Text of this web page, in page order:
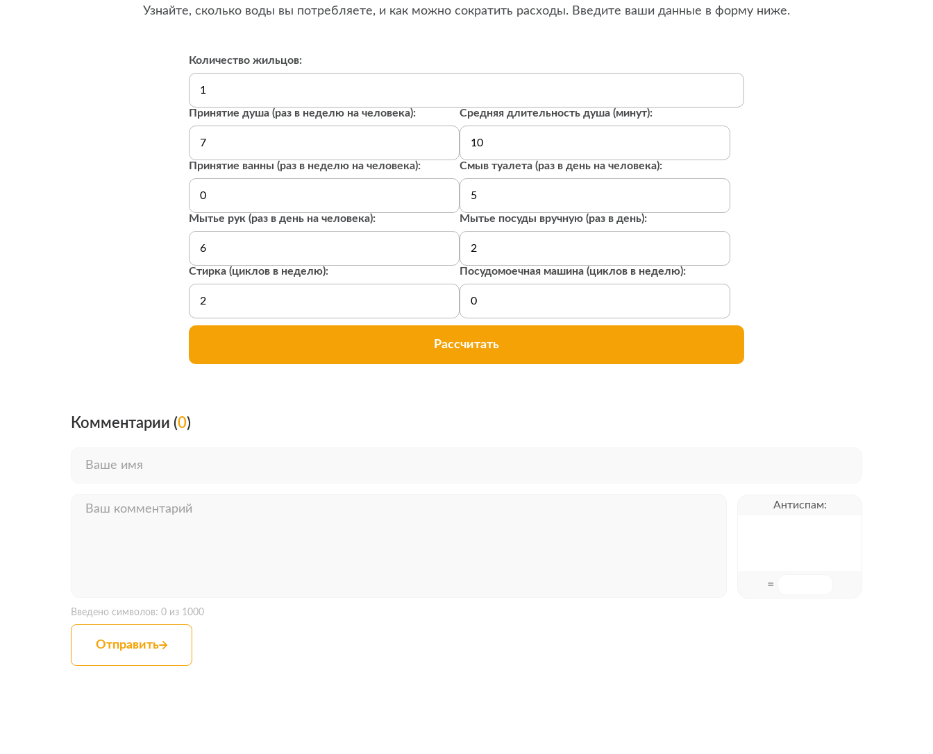
Узнайте, сколько воды вы потребляете, и как можно сократить расходы. Введите ваши данные в форму ниже.
Количество жильцов:
Принятие душа (раз в неделю на человека): Средняя длительность душа (минут):
Принятие ванны (раз в неделю на человека): Смыв туалета (раз в день на человека):
Мытье рук (раз в день на человека): Мытье посуды вручную (раз в день):
Стирка (циклов в неделю): Посудомоечная машина (циклов в неделю):
Рассчитать
Комментарии (0)
Отправить
Введено символов: 0 из 1000
Антиспам:
=